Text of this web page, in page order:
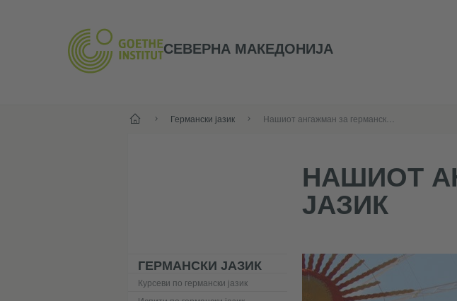
СЕВЕРНА МАКЕДОНИЈА
Почеток Германски јазик Нашиот ангажман за германски јазик
ГЕРМАНСКИ ЈАЗИК
Курсеви по германски јазик
НАШИОТ
ЈАЗИК